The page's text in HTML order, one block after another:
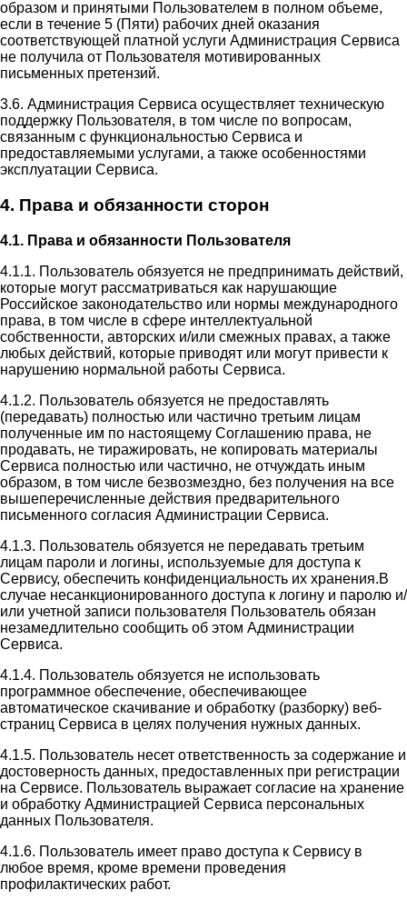
образом и принятыми Пользователем в полном объеме,
если в течение 5 (Пяти) рабочих дней оказания
соответствующей платной услуги Администрация Сервиса
не получила от Пользователя мотивированных
письменных претензий.
3.6. Администрация Сервиса осуществляет техническую
поддержку Пользователя, в том числе по вопросам,
связанным с функциональностью Сервиса и
предоставляемыми услугами, а также особенностями
эксплуатации Сервиса.
4. Права и обязанности сторон
4.1. Права и обязанности Пользователя
4.1.1. Пользователь обязуется не предпринимать действий,
которые могут рассматриваться как нарушающие
Российское законодательство или нормы международного
права, в том числе в сфере интеллектуальной
собственности, авторских и/или смежных правах, а также
любых действий, которые приводят или могут привести к
нарушению нормальной работы Сервиса.
4.1.2. Пользователь обязуется не предоставлять
(передавать) полностью или частично третьим лицам
полученные им по настоящему Соглашению права, не
продавать, не тиражировать, не копировать материалы
Сервиса полностью или частично, не отчуждать иным
образом, в том числе безвозмездно, без получения на все
вышеперечисленные действия предварительного
письменного согласия Администрации Сервиса.
4.1.3. Пользователь обязуется не передавать третьим
лицам пароли и логины, используемые для доступа к
Сервису, обеспечить конфиденциальность их хранения.В
случае несанкционированного доступа к логину и паролю и/
или учетной записи пользователя Пользователь обязан
незамедлительно сообщить об этом Администрации
Сервиса.
4.1.4. Пользователь обязуется не использовать
программное обеспечение, обеспечивающее
автоматическое скачивание и обработку (разборку) веб-
страниц Сервиса в целях получения нужных данных.
4.1.5. Пользователь несет ответственность за содержание и
достоверность данных, предоставленных при регистрации
на Сервисе. Пользователь выражает согласие на хранение
и обработку Администрацией Сервиса персональных
данных Пользователя.
4.1.6. Пользователь имеет право доступа к Сервису в
любое время, кроме времени проведения
профилактических работ.